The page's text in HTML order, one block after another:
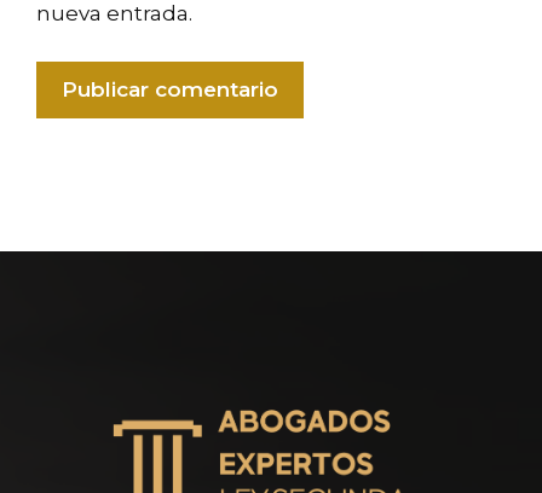
nueva entrada.